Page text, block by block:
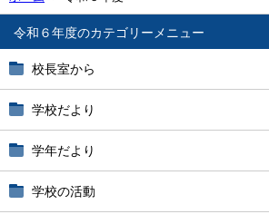
令和６年度
校長室から
学校だより
学年だより
学校の活動